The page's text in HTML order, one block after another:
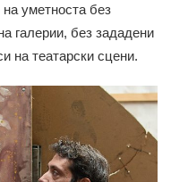
уметноста без
галерии, без зададени
на театарски сцени.